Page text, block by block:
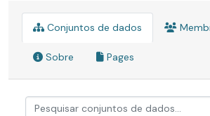
Conjuntos de dados
Sobre Pages